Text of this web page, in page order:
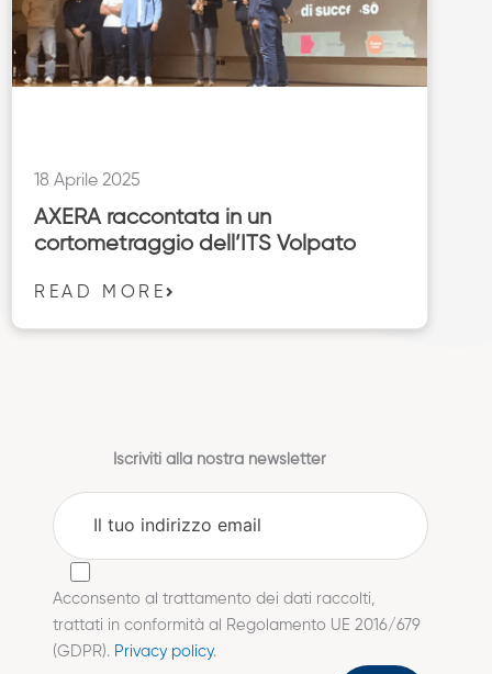
18 Aprile 2025
AXERA raccontata in un
cortometraggio dell’ITS Volpato
READ MORE
Iscriviti alla nostra newsletter
Acconsento al trattamento dei dati raccolti,
trattati in conformità al Regolamento UE 2016/679
(GDPR). Privacy policy.